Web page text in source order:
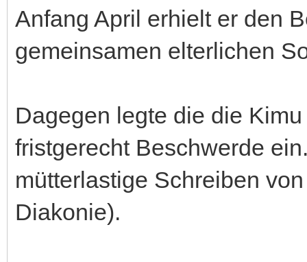
Anfang April erhielt er den
gemeinsamen elterlichen
Dagegen legte die die
fristgerecht Beschwerde
mütterlastige Schreiben
Diakonie).